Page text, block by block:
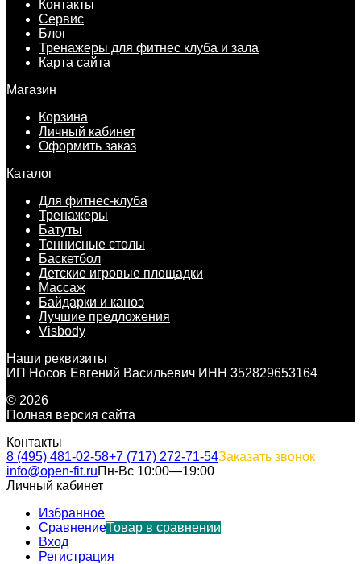
Контакты
Сервис
Блог
Тренажеры для фитнес клуба и зала
Карта сайта
Магазин
Корзина
Личный кабинет
Оформить заказ
Каталог
Для фитнес-клуба
Тренажеры
Батуты
Теннисные столы
Баскетбол
Детские игровые площадки
Массаж
Байдарки и каноэ
Лучшие предложения
Visbody
Наши реквизиты
ИП Носов Евгений Васильевич ИНН 352829653164
© 2026
Полная версия сайта
Контакты
8 (495) 481-02-58+7 (717) 272-71-54Заказать звонок
info@open-fit.ruПн-Вс 10:00—19:00
Личный кабинет
Избранное
СравнениеТовар в сравнении
Вход
Регистрация